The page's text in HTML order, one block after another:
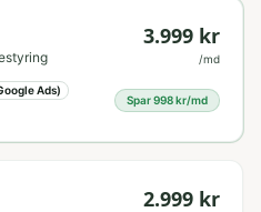
3.999 kr
/md
Ads)
Spar998kr/md
2.999 kr